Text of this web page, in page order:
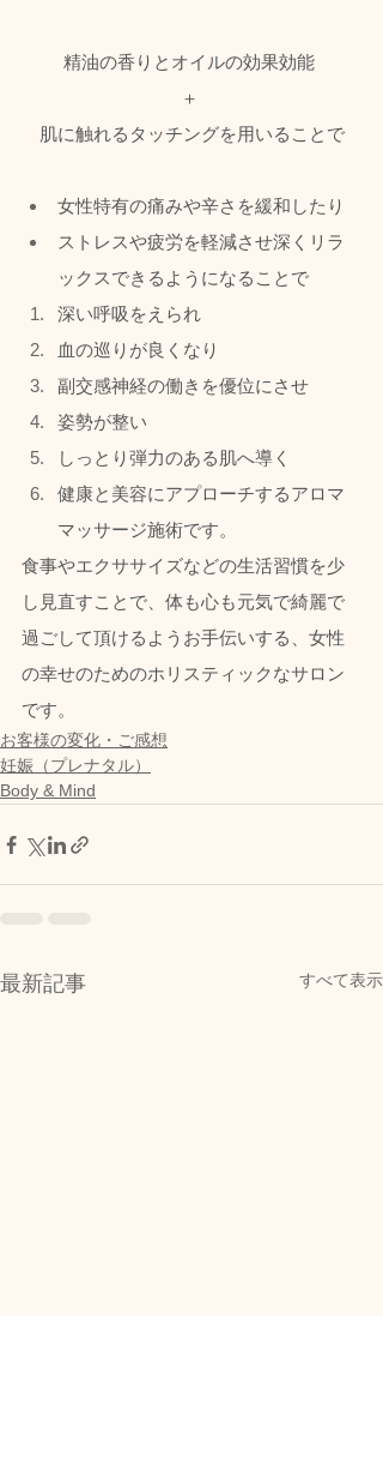
精油の香りとオイルの効果効能
＋
肌に触れるタッチングを用いることで
女性特有の痛みや辛さを緩和したり
ストレスや疲労を軽減させ深くリラ
ックスできるようになることで
深い呼吸をえられ
血の巡りが良くなり
副交感神経の働きを優位にさせ
姿勢が整い
しっとり弾力のある肌へ導く
健康と美容にアプローチするアロマ
マッサージ施術です。
食事やエクササイズなどの生活習慣を少
し見直すことで、体も心も元気で綺麗で
過ごして頂けるようお手伝いする、女性
の幸せのためのホリスティックなサロン
です。
お客様の変化・ご感想
妊娠（プレナタル）
Body & Mind
最新記事 すべて表示